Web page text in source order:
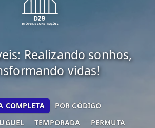
Realizando sonhos,
vidas!
TEMPORADA PERMUTA
COMPLETA POR CÓDIGO